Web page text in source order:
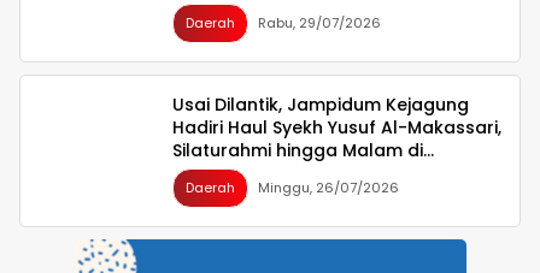
Daerah Rabu, 29/07/2026
Usai Dilantik, Jampidum Kejagung
Hadiri Haul Syekh Yusuf Al-Makassari,
Silaturahmi hingga Malam di
Makassar
Daerah Minggu, 26/07/2026